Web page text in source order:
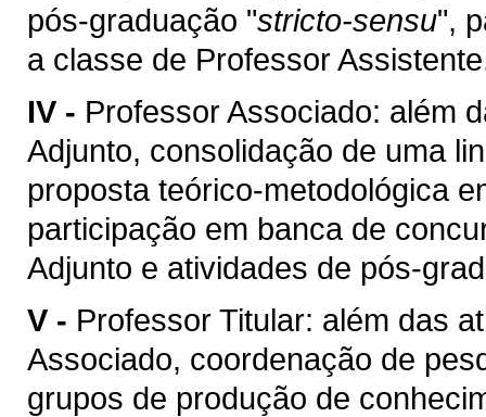
pós-graduação "stricto-sensu",
a classe de Professor
IV - Professor Associado: além
Adjunto, consolidação de uma
proposta teórico-metodológica
participação em banca de
Adjunto e atividades de pós-
V - Professor Titular: além das
Associado, coordenação de
grupos de produção de